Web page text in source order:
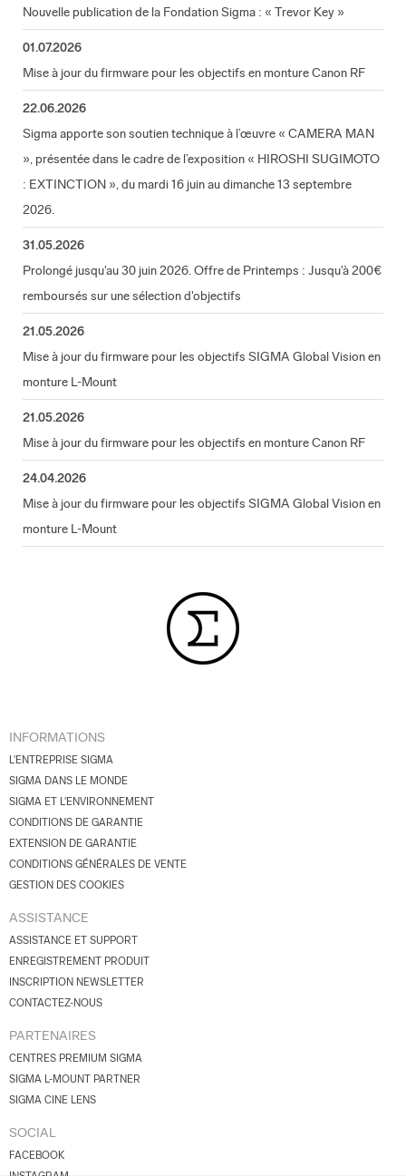
Nouvelle publication de la Fondation Sigma : « Trevor Key »
01.07.2026
Mise à jour du firmware pour les objectifs en monture Canon RF
22.06.2026
Sigma apporte son soutien technique à l’œuvre « CAMERA MAN
», présentée dans le cadre de l’exposition « HIROSHI SUGIMOTO
: EXTINCTION », du mardi 16 juin au dimanche 13 septembre
2026.
31.05.2026
Prolongé jusqu'au 30 juin 2026. Offre de Printemps : Jusqu'à 200€
remboursés sur une sélection d'objectifs
21.05.2026
Mise à jour du firmware pour les objectifs SIGMA Global Vision en
monture L-Mount
21.05.2026
Mise à jour du firmware pour les objectifs en monture Canon RF
24.04.2026
Mise à jour du firmware pour les objectifs SIGMA Global Vision en
monture L-Mount
INFORMATIONS
L'ENTREPRISE SIGMA
SIGMA DANS LE MONDE
SIGMA ET L'ENVIRONNEMENT
CONDITIONS DE GARANTIE
EXTENSION DE GARANTIE
CONDITIONS GÉNÉRALES DE VENTE
GESTION DES COOKIES
ASSISTANCE
ASSISTANCE ET SUPPORT
ENREGISTREMENT PRODUIT
INSCRIPTION NEWSLETTER
CONTACTEZ-NOUS
PARTENAIRES
CENTRES PREMIUM SIGMA
SIGMA L-MOUNT PARTNER
SIGMA CINE LENS
SOCIAL
FACEBOOK